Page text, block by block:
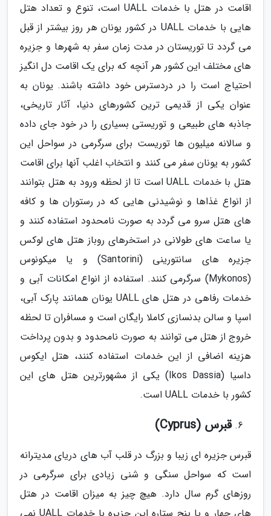
اقامت در هتل با خدمات UALL است، تنوع و تعداد هتل
هایی با خدمات UALL در کشور یونان هر روز بیشتر از قبل
می گردد تا توریستان در مدت زمان سفر به شهرها و جزیره
های مختلف این کشور هر آنچه که برای یک اقامت دل انگیز
احتیاج است را در دردسترس خود داشته باشند. یونان به
عنوان یکی از قدیمی ترین کشورهای دنیا، آثار تاریخی،
جاذبه های طبیعی و توریستی بسیاری را در خود جای داده
و سالانه میلیون ها توریست برای سرگرمی در سواحل این
کشور به یونان سفر می کنند و انتخاب اغلب آنها برای اقامت
هتل با خدمات UALL است تا از لحظه ورود به هتل بتوانند
از انواع غذاها و نوشیدنی هایی که در رستوران ها و کافه
های هتل سرو می گردد به صورت نامحدود استفاده کنند و
یا ساعت های طولانی در استخرهای روباز هتل های لوکس
جزیره های سانتورینی (Santorini) و یا میکونوس
(Mykonos) سرگرمی کنند. استفاده از انواع امکانات آبی و
خدمات رفاهی در هتل های UALL یونان همانند پارک آبی،
اسپا و سالن بدنسازی کاملا رایگان است و مسافران تا لحظه
خروج از هتل می توانند به صورت نامحدود و بدون پرداخت
هزینه اضافی از این خدمات استفاده کنند، هتل ایکوس
داسیا (Ikos Dassia) یکی از مشهورترین هتل های این
کشور با خدمات UALL است.
قبرس (Cyprus)
قبرس جزیره ای زیبا و بزرگ در قلب آب های دریای مدیترانه
است که سواحل سنگی و شنی زیادی برای سرگرمی در
روزهای گرم سال دارد. هیچ چیز به میزان اقامت در هتل